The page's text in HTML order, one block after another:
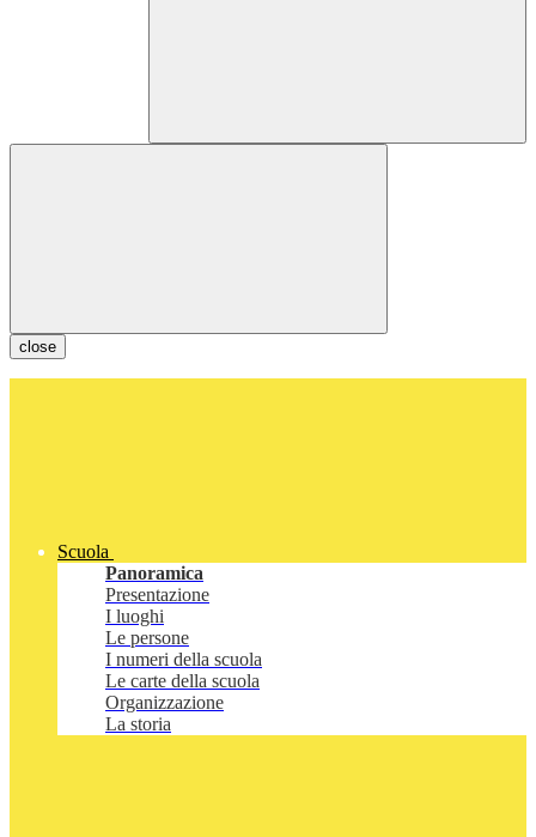
close
Scuola
Panoramica
Presentazione
I luoghi
Le persone
I numeri della scuola
Le carte della scuola
Organizzazione
La storia